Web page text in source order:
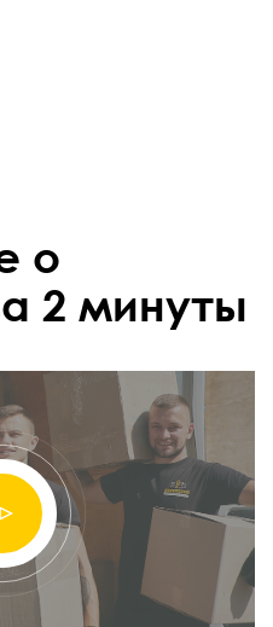
о
2 минуты